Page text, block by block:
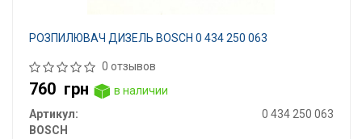
РОЗПИЛЮВАЧ ДИЗЕЛЬ BOSCH 0 434 250 063
0 отзывов
760 грн
в наличии
Артикул:
0 434 250 063
BOSCH